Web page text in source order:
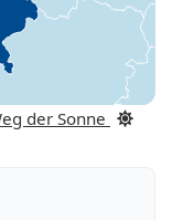
der Sonne